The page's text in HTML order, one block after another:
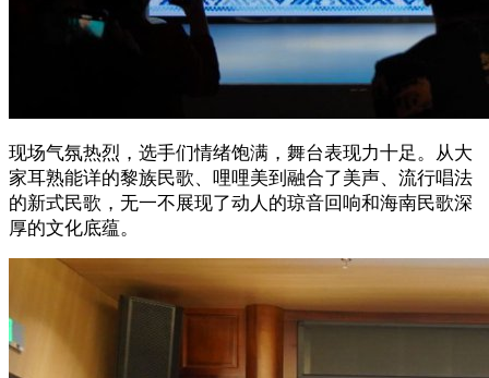
现场气氛热烈，选手们情绪饱满，舞台表现力十足。从大
家耳熟能详的黎族民歌、哩哩美到融合了美声、流行唱法
的新式民歌，无一不展现了动人的琼音回响和海南民歌深
厚的文化底蕴。